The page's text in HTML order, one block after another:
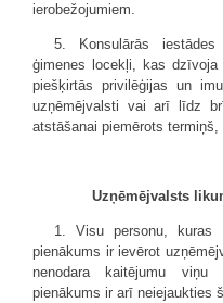
ierobežojumiem.
5. Konsulārās
ģimenes locekļi, kas
piešķirtās privilēģijas un
uzņēmējvalsti vai arī līdz
atstāšanai piemērots
Uzņēmējvalsts
1. Visu personu, kuras
pienākums ir ievērot
nenodara kaitējumu
pienākums ir arī neiejaukties